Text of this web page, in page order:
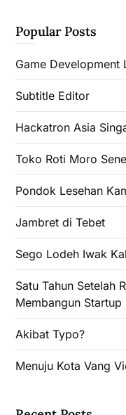
Popular Posts
Game Development
Subtitle Editor
Hackatron Asia
Toko Roti Moro
Pondok Lesehan
Jambret di Tebet
Sego Lodeh Iwak
Satu Tahun Setelah
Membangun Startup
Akibat Typo?
Menuju Kota Vang